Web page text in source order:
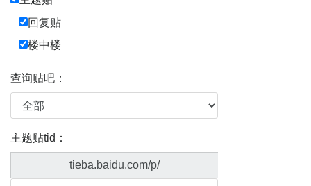
回复贴
楼中楼
查询贴吧：
主题贴tid：
tieba.baidu.com/p/